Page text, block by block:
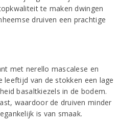
te maken dwingen
druiven een prachtige
met nerello mascalese en
van de stokken een lage
basaltkiezels in de bodem.
waardoor de druiven minder
is van smaak.